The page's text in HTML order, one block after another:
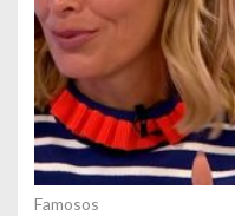
Famosos